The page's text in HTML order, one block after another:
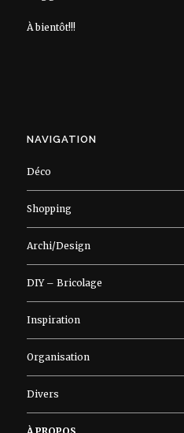
À bientôt!!!
NAVIGATION
Déco
Shopping
Archi/Design
DIY – Bricolage
Inspiration
Organisation
Divers